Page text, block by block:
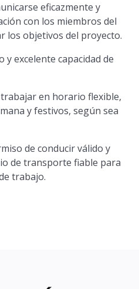
eficazmente y
con los miembros del
los objetivos del proyecto.
y excelente capacidad de
en horario flexible,
y festivos, según sea
de conducir válido y
de transporte fiable para
trabajo.